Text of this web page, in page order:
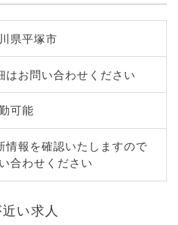
県平塚市
はお問い合わせください
可能
情報を確認いたしますので
合わせください
い求人